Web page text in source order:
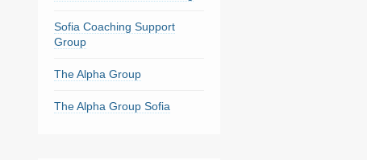
Sofia Coaching Support
Group
The Alpha Group
The Alpha Group Sofia